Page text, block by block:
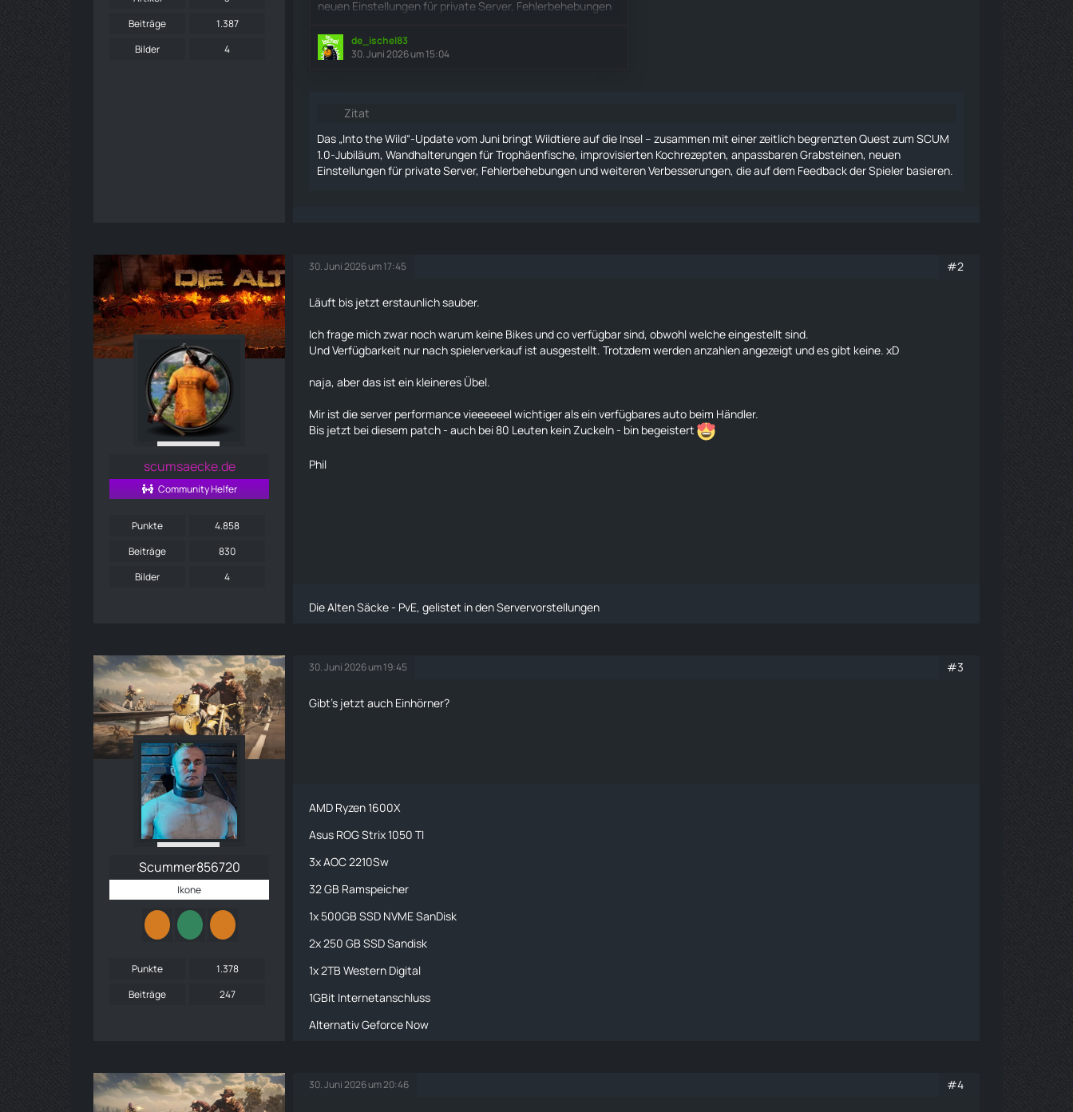
Beiträge
1.387
Bilder
4
neuen Einstellungen für private Server, Fehlerbehebungen
Spieler basieren.
de_ischel83
30. Juni 2026 um 15:04
Zitat
Das „Into the Wild“-Update vom Juni bringt Wildtiere auf die Insel – zusammen mit einer zeitlich begrenzten Quest zum SCUM
1.0-Jubiläum, Wandhalterungen für Trophäenfische, improvisierten Kochrezepten, anpassbaren Grabsteinen, neuen
Einstellungen für private Server, Fehlerbehebungen und weiteren Verbesserungen, die auf dem Feedback der Spieler basieren.
scumsaecke.de
Community Helfer
Punkte
4.858
Beiträge
830
Bilder
4
30. Juni 2026 um 17:45 #2
Läuft bis jetzt erstaunlich sauber.
Ich frage mich zwar noch warum keine Bikes und co verfügbar sind, obwohl welche eingestellt sind.
Und Verfügbarkeit nur nach spielerverkauf ist ausgestellt. Trotzdem werden anzahlen angezeigt und es gibt keine. xD
naja, aber das ist ein kleineres Übel.
Mir ist die server performance vieeeeeel wichtiger als ein verfügbares auto beim Händler.
Bis jetzt bei diesem patch - auch bei 80 Leuten kein Zuckeln - bin begeistert
Phil
Die Alten Säcke - PvE, gelistet in den Servervorstellungen
Scummer856720
Ikone
Punkte
1.378
Beiträge
247
30. Juni 2026 um 19:45 #3
Gibt's jetzt auch Einhörner?
AMD Ryzen 1600X
Asus ROG Strix 1050 TI
3x AOC 2210Sw
32 GB Ramspeicher
1x 500GB SSD NVME SanDisk
2x 250 GB SSD Sandisk
1x 2TB Western Digital
1GBit Internetanschluss
Alternativ Geforce Now
30. Juni 2026 um 20:46 #4